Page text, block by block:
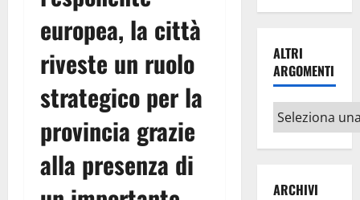
europea, la città
riveste un ruolo
strategico per la
provincia grazie
alla presenza di
ALTRI
ARGOMENTI
Altri
argomenti
ARCHIVI